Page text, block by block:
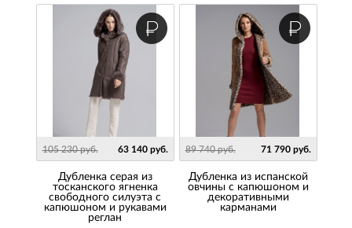
105 230 руб. 63 140 руб.
Дубленка серая из
тосканского ягненка
свободного силуэта с
капюшоном и рукавами
реглан
89 740 руб. 71 790 руб.
Дубленка из испанской
овчины с капюшоном и
декоративными
карманами